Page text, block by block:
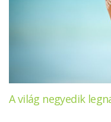
A világ negyedik